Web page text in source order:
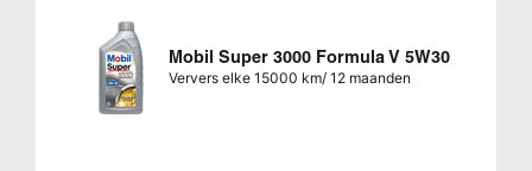
Mobil Super 3000 Formula V 5W30
Ververs elke 15000 km/ 12 maanden